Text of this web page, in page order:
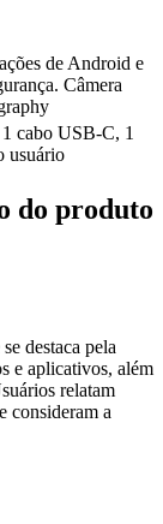
de Android e
Câmera
cabo USB-C, 1
usuário
do produto
destaca pela
e aplicativos, além
relatam
consideram a